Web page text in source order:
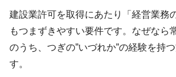
建設業許可を取得にあたり「経営業務
もつまずきやすい要件です。なぜなら
のうち、つぎの”いづれか”の経験を持
す。